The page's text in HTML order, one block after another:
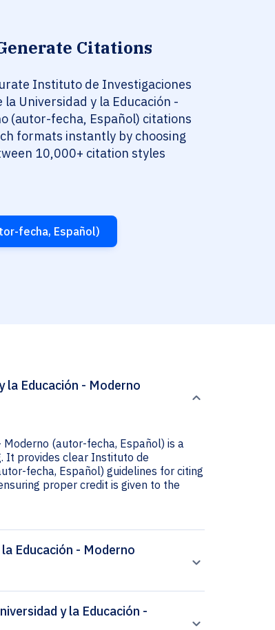
Citations
Instituto de Investigaciones
la Universidad y la Educación -
(autor-fecha, Español) citations
formats instantly by choosing
10,000+ citation styles
fecha, Español)
la Educación - Moderno
(autor-fecha, Español) is a
It provides clear Instituto de
fecha, Español) guidelines for citing
proper credit is given to the
Educación - Moderno
y la Educación -